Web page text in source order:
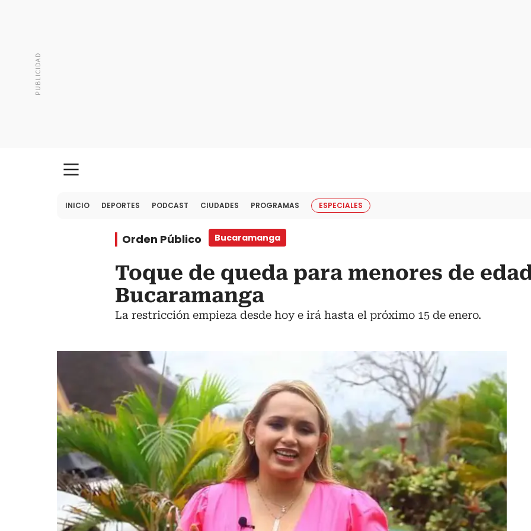
INICIO DEPORTES PODCAST CIUDADES PROGRAMAS ESPECIALES
Orden Público Bucaramanga
Toque de queda para menores de
Bucaramanga
La restricción empieza desde hoy e irá hasta el próximo 15 de enero.